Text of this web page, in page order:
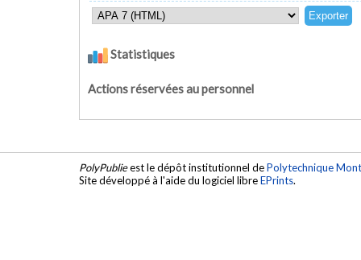
Statistiques
Actions réservées au personnel
PolyPublieest le dépôt institutionnel dePolytechnique
Site développé à l'aide du logiciel libreEPrints.